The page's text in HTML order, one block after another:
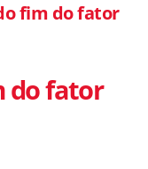
fim do fator
do fator